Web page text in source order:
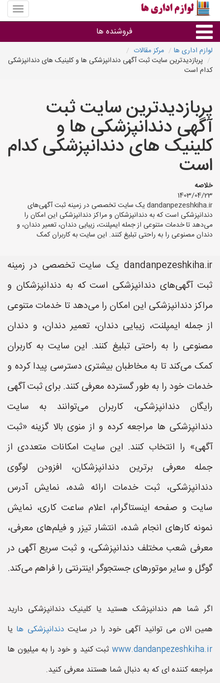
منوی
سایت
اداری
فروشنده ها
گروه ها
لوازم اداری ها
مرکز مقالات
پربازدیدترین سایت ثبت آگهی دندانپزشکی ها و کلینیک های دندانپزشکی
کدام است
پربازدیدترین سایت ثبت
آگهی دندانپزشکی ها و
کلینیک های دندانپزشکی کدام
است
خلاصه
1403/04/23
dandanpezeshkiha.ir یک سایت تخصصی در زمینه ثبت آگهی‌های
دندانپزشکی است که به دندانپزشکان و مراکز دندانپزشکی این امکان را
می‌دهد تا خدمات متنوعی از جمله ایمپلنت، زیبایی دندان، تعمیر دندان، و
دندان مصنوعی را به راحتی تبلیغ کنند. این سایت به کاربران کمک
dandanpezeshkiha.ir یک سایت تخصصی در زمینه
ثبت آگهی‌های دندانپزشکی است که به دندانپزشکان و
مراکز دندانپزشکی این امکان را می‌دهد تا خدمات متنوعی
از جمله ایمپلنت، زیبایی دندان، تعمیر دندان، و دندان
مصنوعی را به راحتی تبلیغ کنند. این سایت به کاربران
کمک می‌کند تا به مخاطبان بیشتری دسترسی پیدا کرده و
خدمات خود را به طور گسترده معرفی کنند. برای ثبت آگهی
رایگان دندانپزشکی، کاربران می‌توانند به سایت
دندانپزشکی ها مراجعه کرده و از منوی بالا گزینه «ثبت
آگهی» را انتخاب کنند. این سایت امکانات متعددی از
جمله معرفی برترین دندانپزشکان، افزودن لوگوی
دندانپزشکی، ثبت خدمات ارائه شده، نمایش آدرس
سایت و صفحه اینستاگرام، اعلام ساعت کاری، نمایش
نمونه کارهای انجام شده، انتشار تیزر و فیلم‌های معرفی،
معرفی شعب مختلف دندانپزشکی، و ثبت سریع آگهی در
گوگل و سایر موتورهای جستجوگر اینترنتی را فراهم می‌کند.
اگر شما هم دندانپزشک هستید یا کلینیک دندانپزشکی دارید
همین الان می توانید آگهی خود را در سایت دندانپزشکی ها یا
www.dandanpezeshkiha.ir ثبت کنید و خود را به میلیون ها
مراجعه کننده ای که به دنبال شما هستند معرفی کنید.